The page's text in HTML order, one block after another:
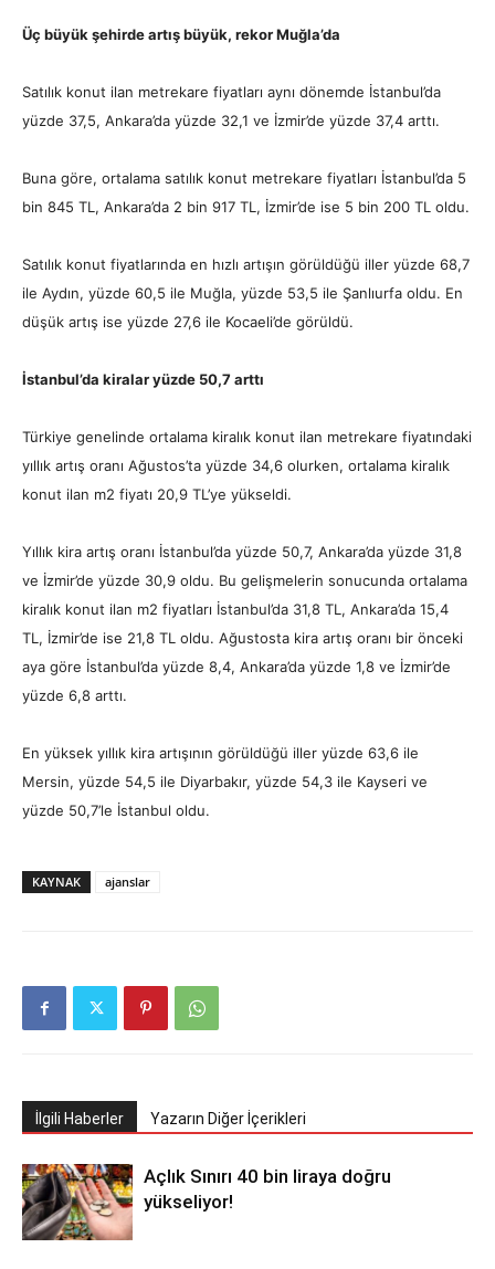
Üç büyük şehirde artış büyük, rekor Muğla’da
Satılık konut ilan metrekare fiyatları aynı dönemde İstanbul’da
yüzde 37,5, Ankara’da yüzde 32,1 ve İzmir’de yüzde 37,4 arttı.
Buna göre, ortalama satılık konut metrekare fiyatları İstanbul’da 5
bin 845 TL, Ankara’da 2 bin 917 TL, İzmir’de ise 5 bin 200 TL oldu.
Satılık konut fiyatlarında en hızlı artışın görüldüğü iller yüzde 68,7
ile Aydın, yüzde 60,5 ile Muğla, yüzde 53,5 ile Şanlıurfa oldu. En
düşük artış ise yüzde 27,6 ile Kocaeli’de görüldü.
İstanbul’da kiralar yüzde 50,7 arttı
Türkiye genelinde ortalama kiralık konut ilan metrekare fiyatındaki
yıllık artış oranı Ağustos’ta yüzde 34,6 olurken, ortalama kiralık
konut ilan m2 fiyatı 20,9 TL’ye yükseldi.
Yıllık kira artış oranı İstanbul’da yüzde 50,7, Ankara’da yüzde 31,8
ve İzmir’de yüzde 30,9 oldu. Bu gelişmelerin sonucunda ortalama
kiralık konut ilan m2 fiyatları İstanbul’da 31,8 TL, Ankara’da 15,4
TL, İzmir’de ise 21,8 TL oldu. Ağustosta kira artış oranı bir önceki
aya göre İstanbul’da yüzde 8,4, Ankara’da yüzde 1,8 ve İzmir’de
yüzde 6,8 arttı.
En yüksek yıllık kira artışının görüldüğü iller yüzde 63,6 ile
Mersin, yüzde 54,5 ile Diyarbakır, yüzde 54,3 ile Kayseri ve
yüzde 50,7’le İstanbul oldu.
KAYNAK ajanslar
İlgili Haberler Yazarın Diğer İçerikleri
Açlık Sınırı 40 bin liraya doğru
yükseliyor!